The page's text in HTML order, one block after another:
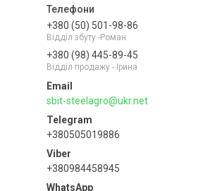
+380 (50) 501-98-86
Відділ збуту -Роман
+380 (98) 445-89-45
Відділ продажу - Ірина
sbit-steelagro@ukr.net
+380505019886
+380984458945